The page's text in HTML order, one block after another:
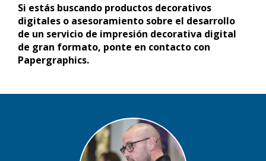
Si estás buscando productos decorativos
digitales o asesoramiento sobre el desarrollo
de un servicio de impresión decorativa digital
de gran formato, ponte en contacto con
Papergraphics.